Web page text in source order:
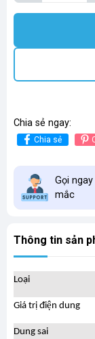
Chia sẻ ngay:
Chia sẻ
Gọi ngay
mắc
Thông tin sản
Loại
Giá trị điện dung
Dung sai